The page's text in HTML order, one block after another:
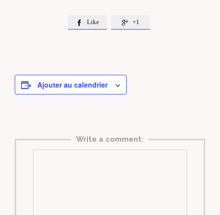
 Like  +1
Ajouter au calendrier
Write a comment: